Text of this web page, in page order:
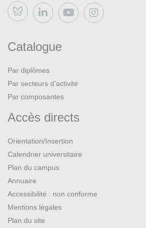
Martin-Chabot Eugène (éd.),
Roquebert Michel,
Garonne, Loubatières, 1997.
Roubaud Jacques,
2017.
Et :
https://lodiari.com/
https://www.octele.com/
Bluesky
Catalogue
Par diplômes
Par secteurs d’activité
Par composantes
Accès directs
Orientation/Insertion
Calendrier universitaire
Plan du campus
Annuaire
Accessibilité : non conforme
Mentions légales
Plan du site